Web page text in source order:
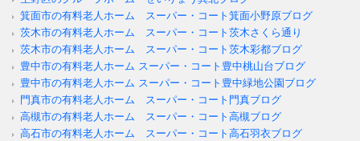
箕面市の有料老人ホーム スーパー・コート箕面小野原ブログ
茨木市の有料老人ホーム スーパー・コート茨木さくら通り
茨木市の有料老人ホーム スーパー・コート茨木彩都ブログ
豊中市の有料老人ホーム スーパー・コート豊中桃山台ブログ
豊中市の有料老人ホーム スーパー・コート豊中緑地公園ブログ
門真市の有料老人ホーム スーパー・コート門真ブログ
高槻市の有料老人ホーム スーパー・コート高槻ブログ
高石市の有料老人ホーム スーパー・コート高石羽衣ブログ